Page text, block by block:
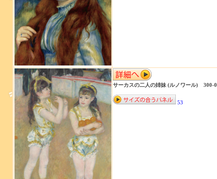
サーカスの二人の姉妹 (ルノワール) 300-
53